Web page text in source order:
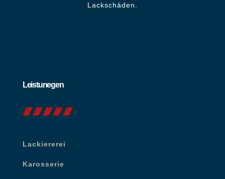
Lackschäden.
Leistunegen
Lackiererei
Karosserie